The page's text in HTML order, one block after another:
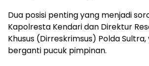
Dua posisi penting yang menjadi
Kapolresta Kendari dan Direktur
Khusus (Dirreskrimsus) Polda
berganti pucuk pimpinan.